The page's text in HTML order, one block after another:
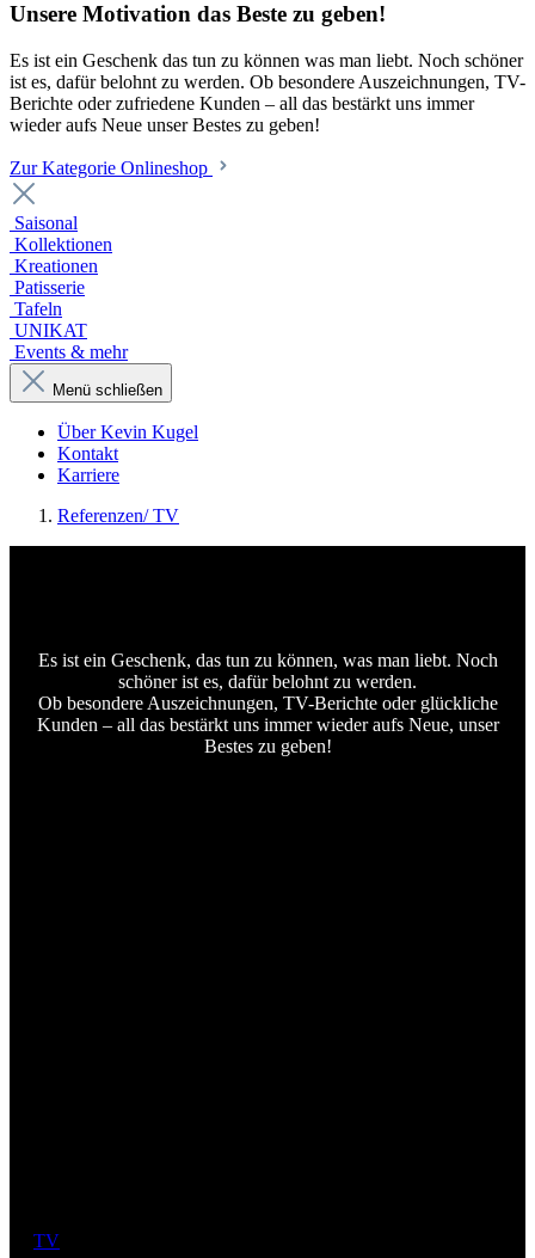
Unsere Motivation das Beste zu geben!
Es ist ein Geschenk das tun zu können was man liebt. Noch schöner
ist es, dafür belohnt zu werden. Ob besondere Auszeichnungen, TV-
Berichte oder zufriedene Kunden – all das bestärkt uns immer
wieder aufs Neue unser Bestes zu geben!
Zur Kategorie Onlineshop
Saisonal
Kollektionen
Kreationen
Patisserie
Tafeln
UNIKAT
Events & mehr
Menü schließen
Über Kevin Kugel
Kontakt
Karriere
Referenzen/ TV
Es ist ein Geschenk, das tun zu können, was man liebt. Noch
schöner ist es, dafür belohnt zu werden.
Ob besondere Auszeichnungen, TV-Berichte oder glückliche
Kunden – all das bestärkt uns immer wieder aufs Neue, unser
Bestes zu geben!
TV